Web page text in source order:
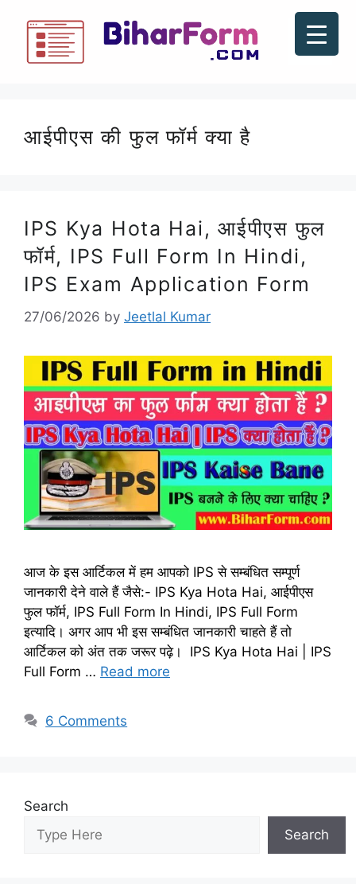
आईपीएस की फुल फॉर्म क्या है
IPS Kya Hota Hai, आईपीएस फुल
फॉर्म, IPS Full Form In Hindi,
IPS Exam Application Form
27/06/2026 by Jeetlal Kumar
आज के इस आर्टिकल में हम आपको IPS से सम्बंधित सम्पूर्ण
जानकारी देने वाले हैं जैसे:- IPS Kya Hota Hai, आईपीएस
फुल फॉर्म, IPS Full Form In Hindi, IPS Full Form
इत्यादि। अगर आप भी इस सम्बंधित जानकारी चाहते हैं तो
आर्टिकल को अंत तक जरूर पढ़े। IPS Kya Hota Hai | IPS
Full Form … Read more
6 Comments
Search
Search